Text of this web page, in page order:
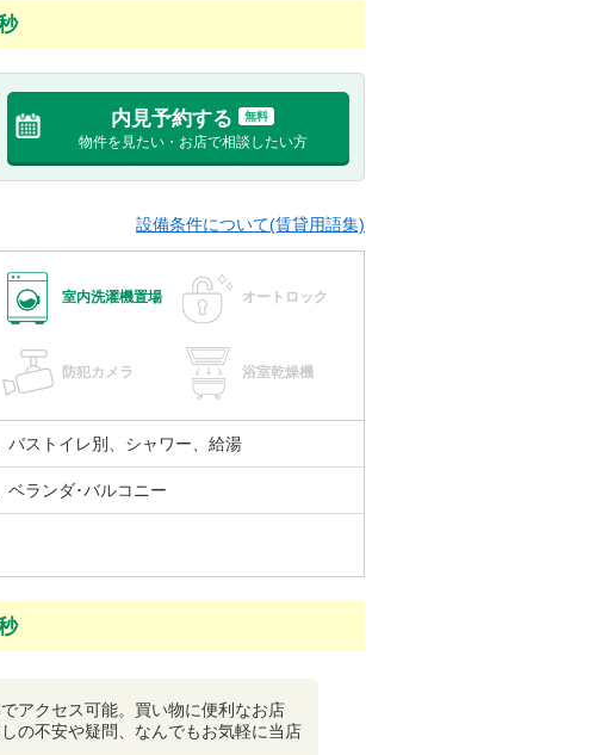
内見予約する 無料
物件を見たい・お店で相談したい方
設備条件について(賃貸用語集)
室内洗濯機置場 オートロック
防犯カメラ 浴室乾燥機
バストイレ別、シャワー、給湯
ベランダ･バルコニー
アクセス可能。買い物に便利なお店
の不安や疑問、なんでもお気軽に当店